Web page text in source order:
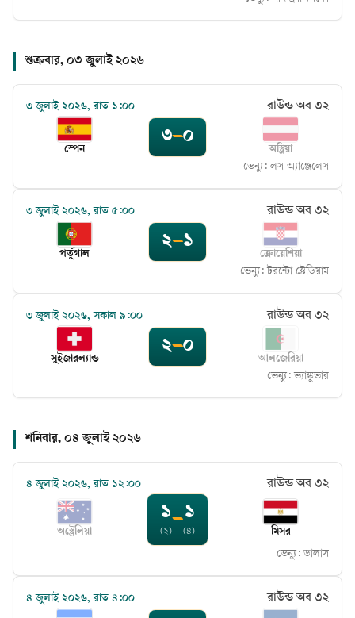
শুক্রবার, ০৩ জুলাই ২০২৬
৩ জুলাই ২০২৬, রাত ১:০০ রাউন্ড অব ৩২
স্পেন
৩–০
অস্ট্রিয়া
ভেন্যু:লস অ্যাঞ্জেলেস
৩ জুলাই ২০২৬, রাত ৫:০০ রাউন্ড অব ৩২
পর্তুগাল
২–১
ক্রোয়েশিয়া
ভেন্যু:টরন্টো স্টেডিয়াম
৩ জুলাই ২০২৬, সকাল ৯:০০ রাউন্ড অব ৩২
সুইজারল্যান্ড
২–০
আলজেরিয়া
ভেন্যু:ভ্যাঙ্কুভার
শনিবার, ০৪ জুলাই ২০২৬
৪ জুলাই ২০২৬, রাত ১২:০০ রাউন্ড অব ৩২
অস্ট্রেলিয়া
১
(২)
–১
(৪) মিসর
ভেন্যু: ডালাস
৪ জুলাই ২০২৬, রাত ৪:০০ রাউন্ড অব ৩২